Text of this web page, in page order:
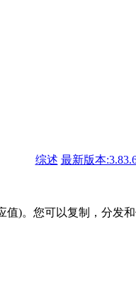
综述 最新版本
值)。您可以复制，分发